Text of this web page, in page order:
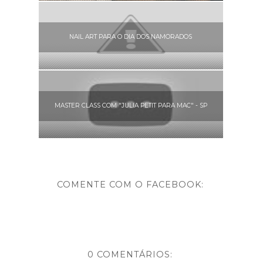
NAIL ART PARA O DIA DOS NAMORADOS
MASTER CLASS COM "JULIA PETIT PARA MAC" - SP
COMENTE COM O FACEBOOK:
0 COMENTÁRIOS: